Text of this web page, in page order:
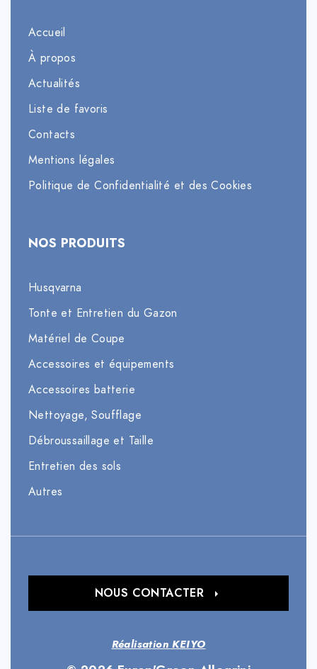
Accueil
À propos
Actualités
Liste de favoris
Contacts
Mentions légales
Politique de Confidentialité et des Cookies
NOS PRODUITS
Husqvarna
Tonte et Entretien du Gazon
Matériel de Coupe
Accessoires et équipements
Accessoires batterie
Nettoyage, Soufflage
Débroussaillage et Taille
Entretien des sols
Autres
Réalisation KEIYO
NOUS CONTACTER